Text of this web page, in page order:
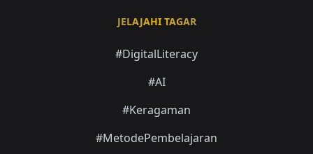
JELAJAHI TAGAR
#DigitalLiteracy
#AI
#Keragaman
#MetodePembelajaran